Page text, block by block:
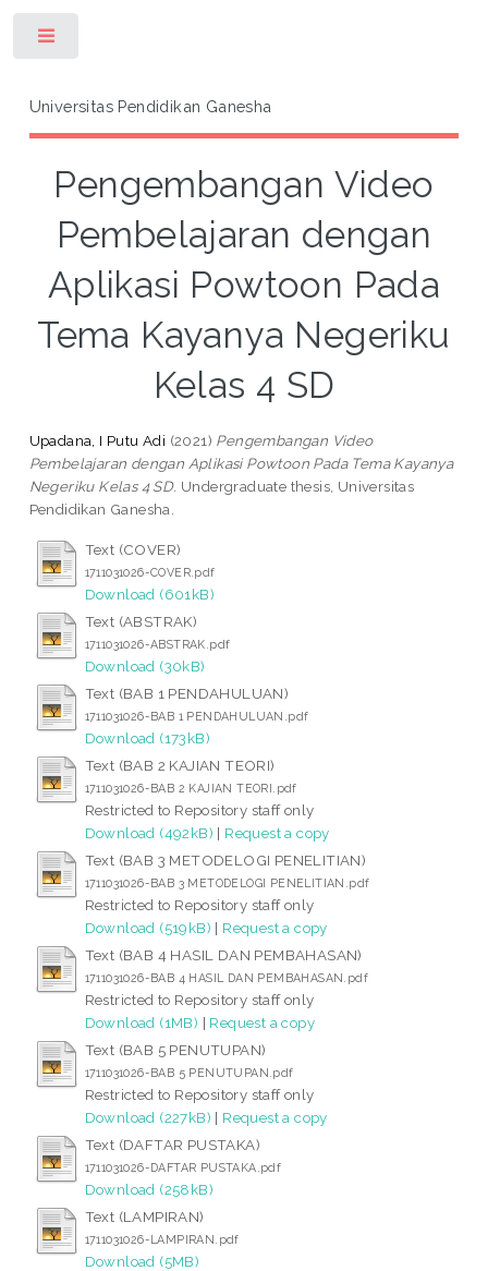
Universitas Pendidikan Ganesha
Pengembangan Video
Pembelajaran dengan
Aplikasi Powtoon Pada
Tema Kayanya Negeriku
Kelas 4 SD
Upadana, I Putu Adi (2021) Pengembangan Video
Pembelajaran dengan Aplikasi Powtoon Pada Tema Kayanya
Negeriku Kelas 4 SD. Undergraduate thesis, Universitas
Pendidikan Ganesha.
Text (COVER)
1711031026-COVER.pdf
Download (601kB)
Text (ABSTRAK)
1711031026-ABSTRAK.pdf
Download (30kB)
Text (BAB 1 PENDAHULUAN)
1711031026-BAB 1 PENDAHULUAN.pdf
Download (173kB)
Text (BAB 2 KAJIAN TEORI)
1711031026-BAB 2 KAJIAN TEORI.pdf
Restricted to Repository staff only
Download (492kB) | Request a copy
Text (BAB 3 METODELOGI PENELITIAN)
1711031026-BAB 3 METODELOGI PENELITIAN.pdf
Restricted to Repository staff only
Download (519kB) | Request a copy
Text (BAB 4 HASIL DAN PEMBAHASAN)
1711031026-BAB 4 HASIL DAN PEMBAHASAN.pdf
Restricted to Repository staff only
Download (1MB) | Request a copy
Text (BAB 5 PENUTUPAN)
1711031026-BAB 5 PENUTUPAN.pdf
Restricted to Repository staff only
Download (227kB) | Request a copy
Text (DAFTAR PUSTAKA)
1711031026-DAFTAR PUSTAKA.pdf
Download (258kB)
Text (LAMPIRAN)
1711031026-LAMPIRAN.pdf
Download (5MB)